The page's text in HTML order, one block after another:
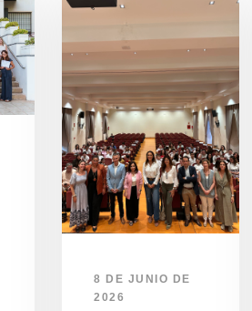
8 DE JUNIO DE
2026